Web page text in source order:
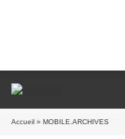
Accueil » MOBILE.ARCHIVES